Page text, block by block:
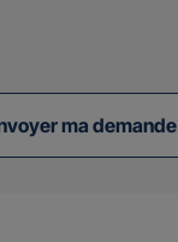
ma demande